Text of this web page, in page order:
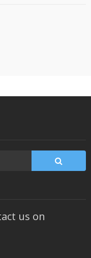
us on